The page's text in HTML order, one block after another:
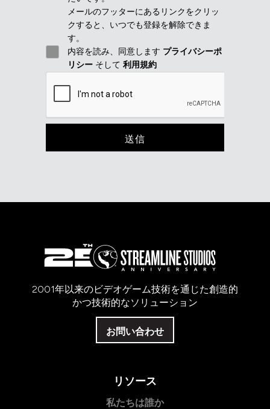
メールのフッターにあるリンクをクリッ
クすると、いつでも登録を解除できま
す。
内容を読み、同意します プライバシーポ
リシー そして 利用規約
2001年以来のビデオゲーム技術を通じた創造的
かつ技術的なソリューション
お問い合わせ
リソース
私たちは誰か